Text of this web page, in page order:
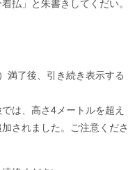
払」と朱書きしてくだい。
満了後、引き続き表示する
は、高さ4メートルを超え
されました。ご注意くださ